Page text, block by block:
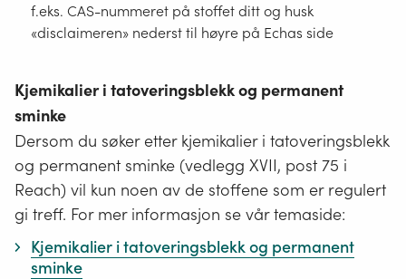
f.eks. CAS-nummeret på stoffet ditt og husk
«disclaimeren» nederst til høyre på Echas side
Kjemikalier i tatoveringsblekk og permanent
sminke
Dersom du søker etter kjemikalier i tatoveringsblekk
og permanent sminke (vedlegg XVII, post 75 i
Reach) vil kun noen av de stoffene som er regulert
gi treff. For mer informasjon se vår temaside:
Kjemikalier i tatoveringsblekk og permanent
sminke